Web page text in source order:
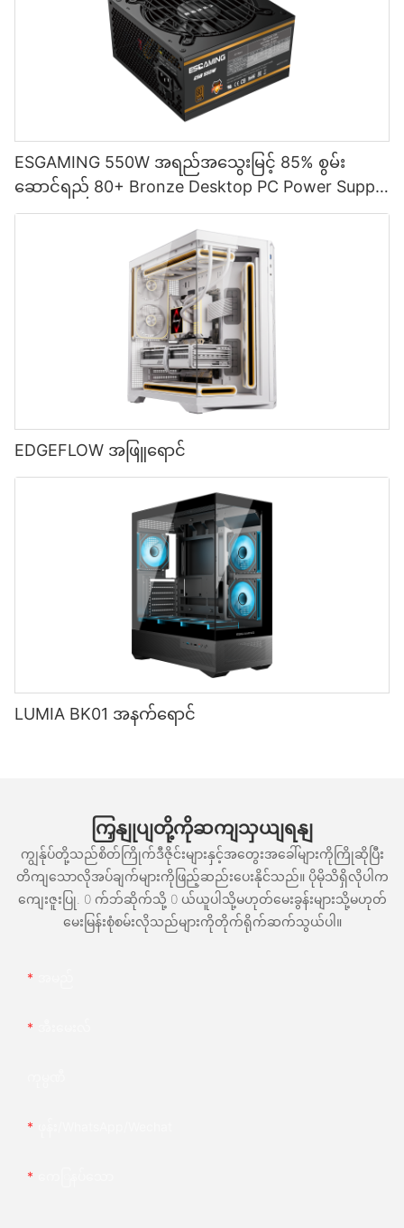
ESGAMING 550W အရည်အသွေးမြင့် 85% စွမ်း
ဆောင်ရည် 80+ Bronze Desktop PC Power Supply
ထောက်ပံ့ရေးပစ္စည်းများ ESB550W
EDGEFLOW အဖြူရောင်
LUMIA BK01 အနက်ရောင်
ကြှနျုပျတို့ကိုဆကျသှယျရနျ
ကျွန်ုပ်တို့သည်စိတ်ကြိုက်ဒီဇိုင်းများနှင့်အတွေးအခေါ်များကိုကြိုဆိုပြီး
တိကျသောလိုအပ်ချက်များကိုဖြည့်ဆည်းပေးနိုင်သည်။ ပိုမိုသိရှိလိုပါက
ကျေးဇူးပြု. 0 က်ဘ်ဆိုက်သို့ 0 ယ်ယူပါသို့မဟုတ်မေးခွန်းများသို့မဟုတ်
မေးမြန်းစုံစမ်းလိုသည်များကိုတိုက်ရိုက်ဆက်သွယ်ပါ။